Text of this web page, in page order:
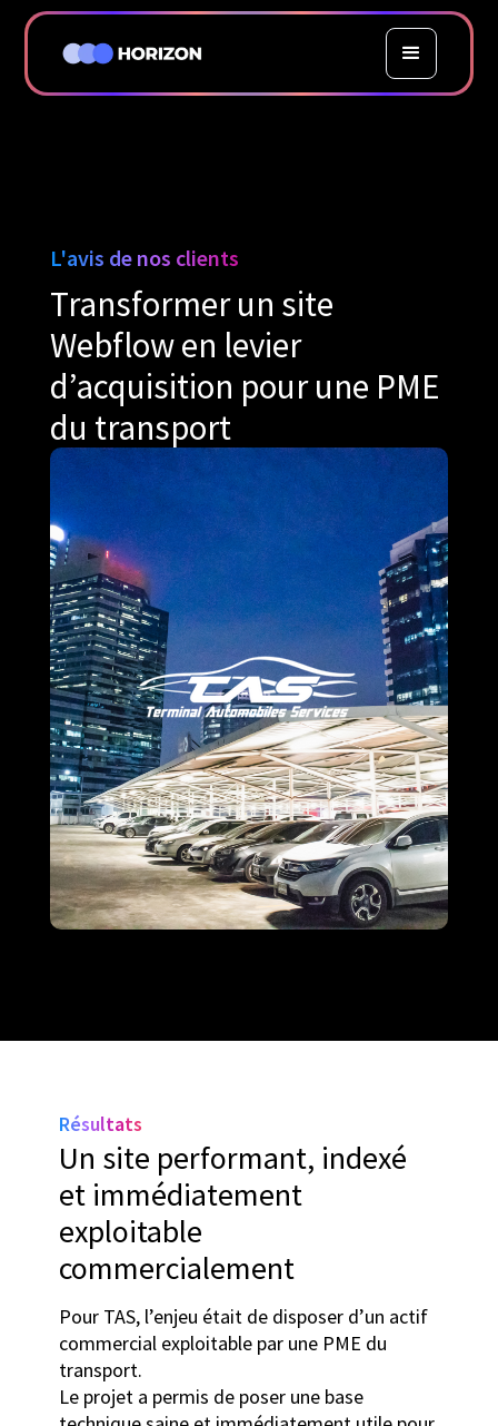
L'avis de nos clients
Transformer un site
Webflow en levier
d’acquisition pour une PME
du transport
Résultats
Un site performant, indexé
et immédiatement
exploitable
commercialement
Pour TAS, l’enjeu était de disposer d’un actif
commercial exploitable par une PME du
transport.
Le projet a permis de poser une base